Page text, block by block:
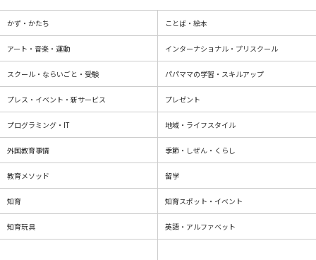
かず・かたち ことば・絵本
アート・音楽・運動 インターナショナル・プリスクール
スクール・ならいごと・受験 パパママの学習・スキルアップ
プレス・イベント・新サービス プレゼント
プログラミング・IT 地域・ライフスタイル
外国教育事情 季節・しぜん・くらし
教育メソッド 留学
知育 知育スポット・イベント
知育玩具 英語・アルファベット